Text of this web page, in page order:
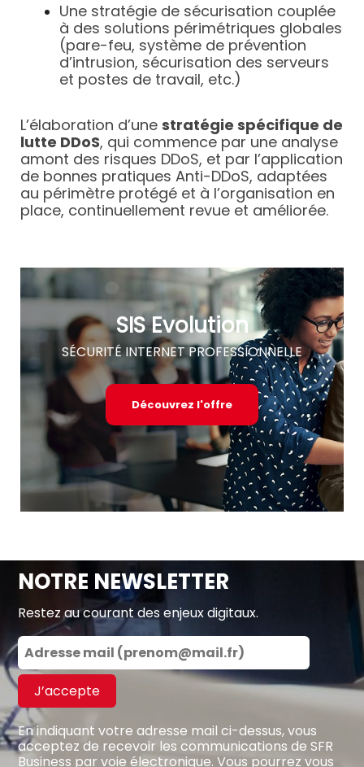
Une stratégie de sécurisation couplée
à des solutions périmétriques globales
(pare-feu, système de prévention
d’intrusion, sécurisation des serveurs
et postes de travail, etc.)
L’élaboration d’unestratégie spécifique de
lutte DDoS, qui commence par une analyse
amont des risques DDoS, et par l’application
de bonnes pratiques Anti-DDoS, adaptées
au périmètre protégé et à l’organisation en
place, continuellement revue et améliorée.
SIS Evolution
SÉCURITÉ INTERNET PROFESSIONNELLE
Découvrez l'offre
NOTRE NEWSLETTER
Restez au courant des enjeux digitaux.
J’accepte
En indiquant votre adresse mail ci-dessus, vous
acceptez de recevoir les communications de SFR
Business par voie électronique. Vous pourrez vous